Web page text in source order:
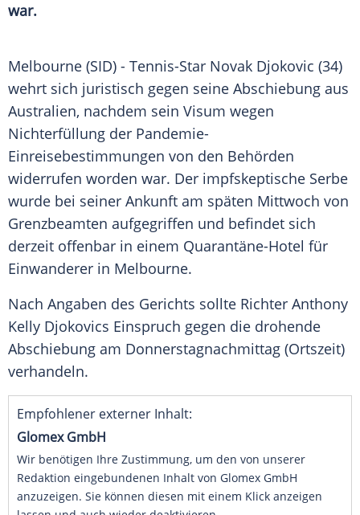
war.
Melbourne (SID) - Tennis-Star Novak Djokovic (34)
wehrt sich juristisch gegen seine Abschiebung aus
Australien, nachdem sein Visum wegen
Nichterfüllung der Pandemie-
Einreisebestimmungen von den Behörden
widerrufen worden war. Der impfskeptische Serbe
wurde bei seiner Ankunft am späten Mittwoch von
Grenzbeamten aufgegriffen und befindet sich
derzeit offenbar in einem Quarantäne-Hotel für
Einwanderer in Melbourne.
Nach Angaben des Gerichts sollte Richter Anthony
Kelly Djokovics Einspruch gegen die drohende
Abschiebung am Donnerstagnachmittag (Ortszeit)
verhandeln.
Empfohlener externer Inhalt:
Glomex GmbH
Wir benötigen Ihre Zustimmung, um den von unserer
Redaktion eingebundenen Inhalt von Glomex GmbH
anzuzeigen. Sie können diesen mit einem Klick anzeigen